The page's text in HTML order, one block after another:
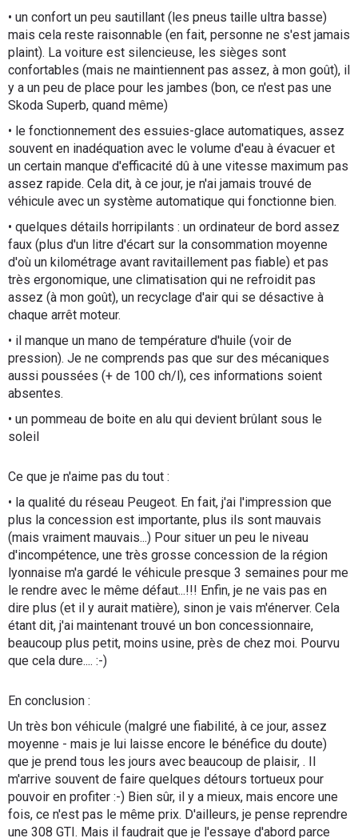
• un confort un peu sautillant (les pneus taille ultra basse)
mais cela reste raisonnable (en fait, personne ne s'est jamais
plaint). La voiture est silencieuse, les sièges sont
confortables (mais ne maintiennent pas assez, à mon goût), il
y a un peu de place pour les jambes (bon, ce n'est pas une
Skoda Superb, quand même)
• le fonctionnement des essuies-glace automatiques, assez
souvent en inadéquation avec le volume d'eau à évacuer et
un certain manque d'efficacité dû à une vitesse maximum pas
assez rapide. Cela dit, à ce jour, je n'ai jamais trouvé de
véhicule avec un système automatique qui fonctionne bien.
• quelques détails horripilants : un ordinateur de bord assez
faux (plus d'un litre d'écart sur la consommation moyenne
d'où un kilométrage avant ravitaillement pas fiable) et pas
très ergonomique, une climatisation qui ne refroidit pas
assez (à mon goût), un recyclage d'air qui se désactive à
chaque arrêt moteur.
• il manque un mano de température d'huile (voir de
pression). Je ne comprends pas que sur des mécaniques
aussi poussées (+ de 100 ch/l), ces informations soient
absentes.
• un pommeau de boite en alu qui devient brûlant sous le
soleil
Ce que je n'aime pas du tout :
• la qualité du réseau Peugeot. En fait, j'ai l'impression que
plus la concession est importante, plus ils sont mauvais
(mais vraiment mauvais...) Pour situer un peu le niveau
d'incompétence, une très grosse concession de la région
lyonnaise m'a gardé le véhicule presque 3 semaines pour me
le rendre avec le même défaut...!!! Enfin, je ne vais pas en
dire plus (et il y aurait matière), sinon je vais m'énerver. Cela
étant dit, j'ai maintenant trouvé un bon concessionnaire,
beaucoup plus petit, moins usine, près de chez moi. Pourvu
que cela dure.... :-)
En conclusion :
Un très bon véhicule (malgré une fiabilité, à ce jour, assez
moyenne - mais je lui laisse encore le bénéfice du doute)
que je prend tous les jours avec beaucoup de plaisir, . Il
m'arrive souvent de faire quelques détours tortueux pour
pouvoir en profiter :-) Bien sûr, il y a mieux, mais encore une
fois, ce n'est pas le même prix. D'ailleurs, je pense reprendre
une 308 GTI. Mais il faudrait que je l'essaye d'abord parce